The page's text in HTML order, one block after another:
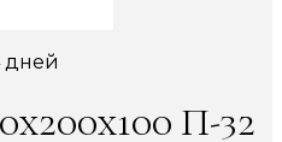
дней
П-32